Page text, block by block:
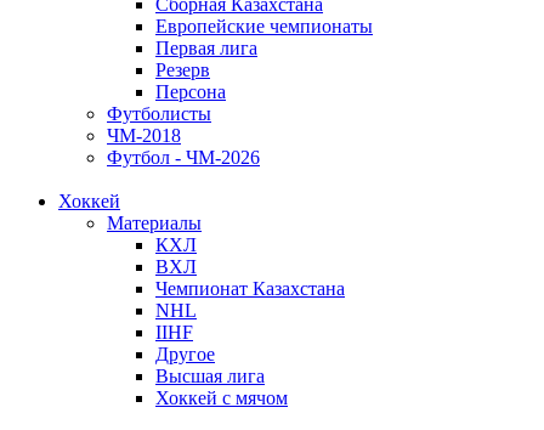
Сборная Казахстана
Европейские чемпионаты
Первая лига
Резерв
Персона
Футболисты
ЧМ-2018
Футбол - ЧМ-2026
Хоккей
Материалы
КХЛ
ВХЛ
Чемпионат Казахстана
NHL
IIHF
Другое
Высшая лига
Хоккей с мячом